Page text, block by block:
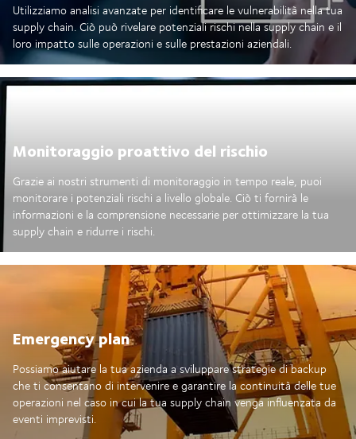
Utilizziamo analisi avanzate per identificare le vulnerabilità nella tua
supply chain. Ciò può rivelare potenziali rischi nella supply chain e il
loro impatto sulle operazioni e sulle prestazioni aziendali.
Monitoraggio proattivo del rischio
Grazie ai nostri strumenti di monitoraggio in tempo reale, puoi
monitorare i potenziali rischi a livello globale. Ciò ti fornirà le
informazioni e la comprensione necessarie per ottimizzare la tua
supply chain e ridurre i rischi.
Emergency plan
Possiamo aiutare la tua azienda a sviluppare strategie di backup
che ti consentano di intervenire e garantire la continuità delle tue
operazioni nel caso in cui la tua supply chain venga influenzata da
eventi imprevisti.